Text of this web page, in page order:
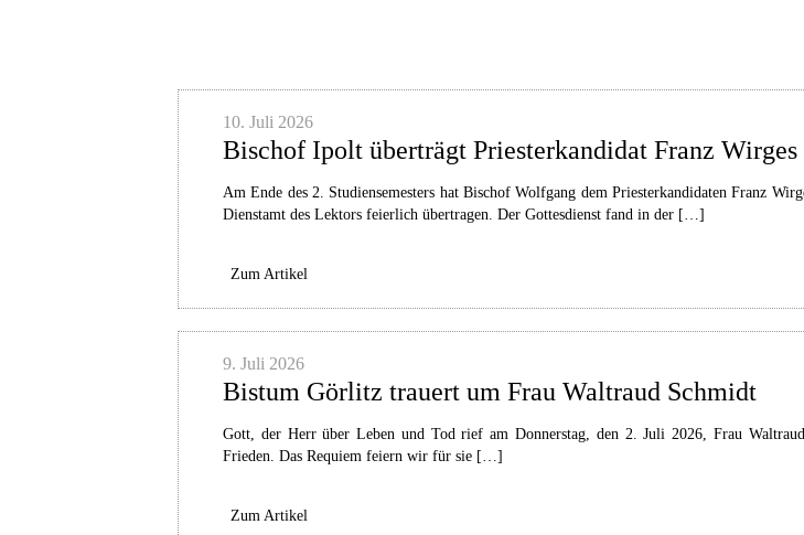
10. Juli 2026
Bischof Ipolt überträgt Priesterkandidat Franz Wirges
Am Ende des 2. Studiensemesters hat Bischof Wolfgang dem Priesterkandidaten Franz
Dienstamt des Lektors feierlich übertragen. Der Gottesdienst fand in der […]
Zum Artikel
9. Juli 2026
Bistum Görlitz trauert um Frau Waltraud Schmidt
Gott, der Herr über Leben und Tod rief am Donnerstag, den 2. Juli 2026, Frau
Frieden. Das Requiem feiern wir für sie […]
Zum Artikel